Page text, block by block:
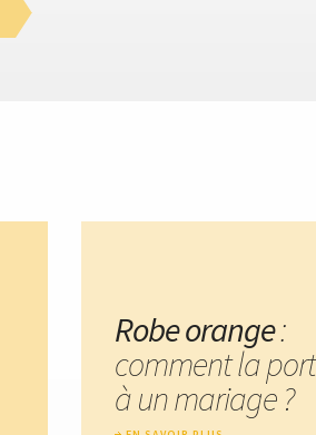
Robe orange:
comment la
à un mariage ?